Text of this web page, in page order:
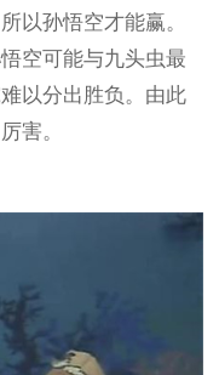
以孙悟空才能赢。
空可能与九头虫最
以分出胜负。由此
害。